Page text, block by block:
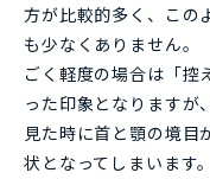
方が比較的多く、この
も少なくありません。
ごく軽度の場合は「控
った印象となりますが
見た時に首と顎の境目
状となってしまいます。